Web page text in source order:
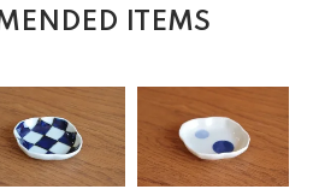
ITEMS